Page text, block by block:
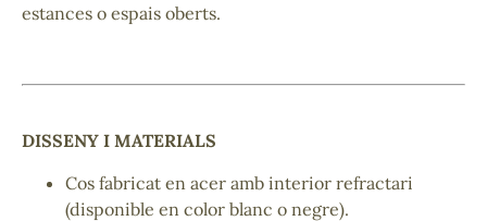
estances o espais oberts.
DISSENY I MATERIALS
Cos fabricat en acer amb interior refractari
(disponible en color blanc o negre).